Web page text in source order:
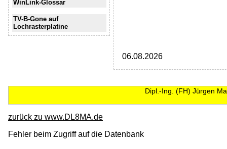
WinLink-Glossar
TV-B-Gone auf
Lochrasterplatine
06.08.2026
Dipl.-Ing. (FH) Jürgen
zurück zu www.DL8MA.de
Fehler beim Zugriff auf die Datenbank